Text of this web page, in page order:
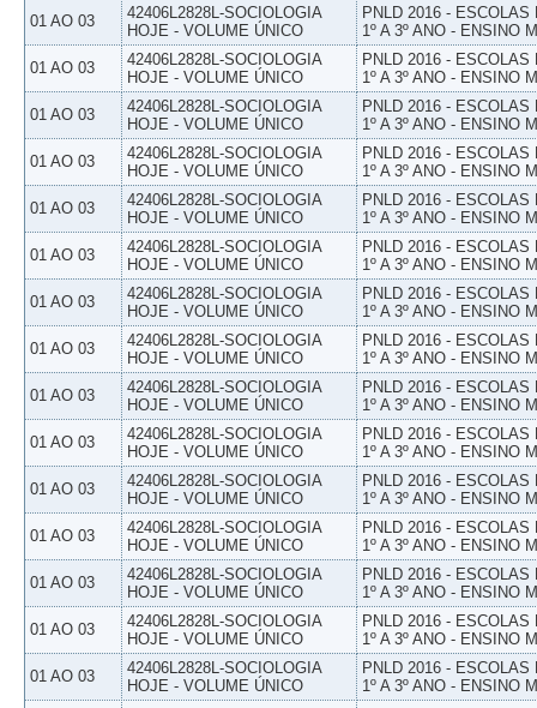
01 AO 03
42406L2828L-SOCIOLOGIA
HOJE - VOLUME ÚNICO
PNLD 2016 -
1º A 3º ANO - ENSINO
01 AO 03
42406L2828L-SOCIOLOGIA
HOJE - VOLUME ÚNICO
PNLD 2016 -
1º A 3º ANO - ENSINO
01 AO 03
42406L2828L-SOCIOLOGIA
HOJE - VOLUME ÚNICO
PNLD 2016 -
1º A 3º ANO - ENSINO
01 AO 03
42406L2828L-SOCIOLOGIA
HOJE - VOLUME ÚNICO
PNLD 2016 -
1º A 3º ANO - ENSINO
01 AO 03
42406L2828L-SOCIOLOGIA
HOJE - VOLUME ÚNICO
PNLD 2016 -
1º A 3º ANO - ENSINO
01 AO 03
42406L2828L-SOCIOLOGIA
HOJE - VOLUME ÚNICO
PNLD 2016 -
1º A 3º ANO - ENSINO
01 AO 03
42406L2828L-SOCIOLOGIA
HOJE - VOLUME ÚNICO
PNLD 2016 -
1º A 3º ANO - ENSINO
01 AO 03
42406L2828L-SOCIOLOGIA
HOJE - VOLUME ÚNICO
PNLD 2016 -
1º A 3º ANO - ENSINO
01 AO 03
42406L2828L-SOCIOLOGIA
HOJE - VOLUME ÚNICO
PNLD 2016 -
1º A 3º ANO - ENSINO
01 AO 03
42406L2828L-SOCIOLOGIA
HOJE - VOLUME ÚNICO
PNLD 2016 -
1º A 3º ANO - ENSINO
01 AO 03
42406L2828L-SOCIOLOGIA
HOJE - VOLUME ÚNICO
PNLD 2016 -
1º A 3º ANO - ENSINO
01 AO 03
42406L2828L-SOCIOLOGIA
HOJE - VOLUME ÚNICO
PNLD 2016 -
1º A 3º ANO - ENSINO
01 AO 03
42406L2828L-SOCIOLOGIA
HOJE - VOLUME ÚNICO
PNLD 2016 -
1º A 3º ANO - ENSINO
01 AO 03
42406L2828L-SOCIOLOGIA
HOJE - VOLUME ÚNICO
PNLD 2016 -
1º A 3º ANO - ENSINO
01 AO 03
42406L2828L-SOCIOLOGIA
HOJE - VOLUME ÚNICO
PNLD 2016 -
1º A 3º ANO - ENSINO